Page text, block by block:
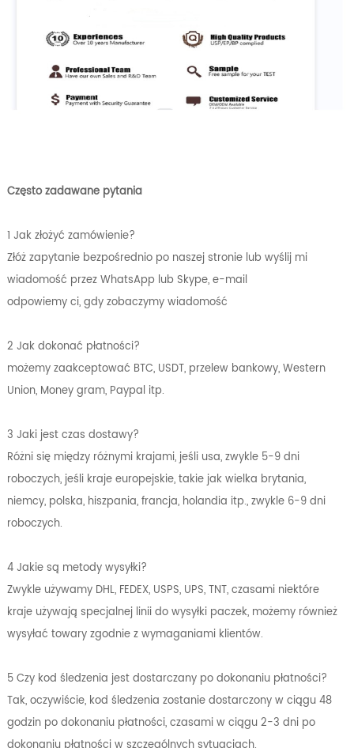
Często zadawane pytania
1 Jak złożyć zamówienie?
Złóż zapytanie bezpośrednio po naszej stronie lub wyślij mi
wiadomość przez WhatsApp lub Skype, e-mail
odpowiemy ci, gdy zobaczymy wiadomość
2 Jak dokonać płatności?
możemy zaakceptować BTC, USDT, przelew bankowy, Western
Union, Money gram, Paypal itp.
3 Jaki jest czas dostawy?
Różni się między różnymi krajami, jeśli usa, zwykle 5-9 dni
roboczych, jeśli kraje europejskie, takie jak wielka brytania,
niemcy, polska, hiszpania, francja, holandia itp., zwykle 6-9 dni
roboczych.
4 Jakie są metody wysyłki?
Zwykle używamy DHL, FEDEX, USPS, UPS, TNT, czasami niektóre
kraje używają specjalnej linii do wysyłki paczek, możemy również
wysyłać towary zgodnie z wymaganiami klientów.
5 Czy kod śledzenia jest dostarczany po dokonaniu płatności?
Tak, oczywiście, kod śledzenia zostanie dostarczony w ciągu 48
godzin po dokonaniu płatności, czasami w ciągu 2-3 dni po